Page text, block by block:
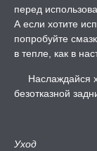
перед
А если хотите
попробуйте
в тепле, как в
Наслаждайся
безотказной
Уход